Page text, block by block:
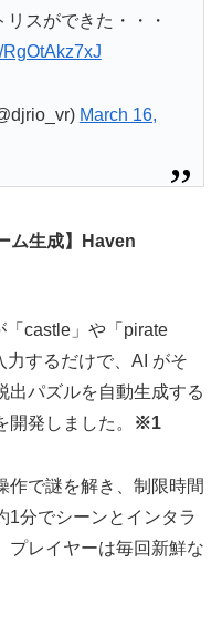
スができた・・・
March 16,
ム生成】Haven
「castle」や「pirate
するだけで、AI がそ
出パズルを自動生成する
開発しました。 ※1
作で謎を解き、制限時間
1分でシーンとインタラ
プレイヤーは毎回新鮮な